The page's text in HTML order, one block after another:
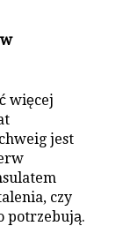
więcej
jest
czy
potrzebują.